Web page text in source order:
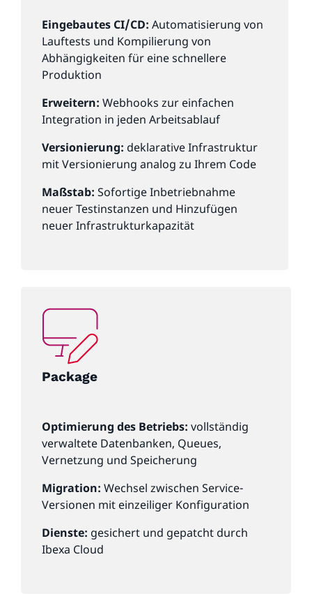
Eingebautes CI/CD: Automatisierung von
Lauftests und Kompilierung von
Abhängigkeiten für eine schnellere
Produktion
Erweitern: Webhooks zur einfachen
Integration in jeden Arbeitsablauf
Versionierung: deklarative Infrastruktur
mit Versionierung analog zu Ihrem Code
Maßstab: Sofortige Inbetriebnahme
neuer Testinstanzen und Hinzufügen
neuer Infrastrukturkapazität
Package
Optimierung des Betriebs: vollständig
verwaltete Datenbanken, Queues,
Vernetzung und Speicherung
Migration: Wechsel zwischen Service-
Versionen mit einzeiliger Konfiguration
Dienste: gesichert und gepatcht durch
Ibexa Cloud